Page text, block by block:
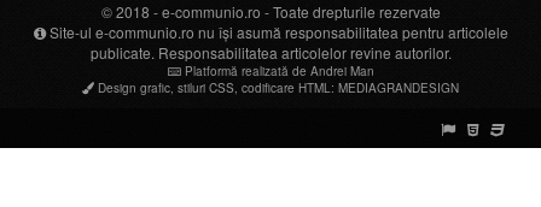
© 2018 -e-communio.ro - Toate drepturile rezervate
Site-ul e-communio.ro nu își asumă responsabilitatea pentru articolele
publicate. Responsabilitatea articolelor revine autorilor.
Platformă realizată de Andrei Man
Design grafic, stiluri CSS, codificare HTML: MEDIAGRANDESIGN